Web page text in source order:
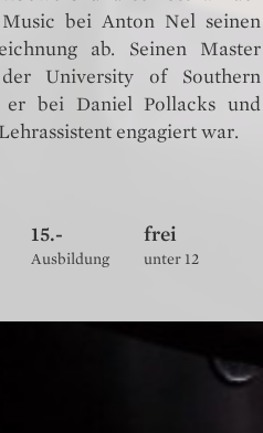
bei Anton Nel seinen
ab. Seinen Master
University of Southern
er bei Daniel Pollacks und
engagiert war.
15.-
Ausbildung
frei
unter 12